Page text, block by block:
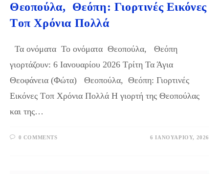
Θεοπούλα, Θεόπη: Γιορτινές Εικόνες
Tοπ Χρόνια Πολλά
Τα ονόματα Το ονόματα Θεοπούλα, Θεόπη
γιορτάζουν: 6 Ιανουαρίου 2026 Τρίτη Τα Άγια
Θεοφάνεια (Φώτα) Θεοπούλα, Θεόπη: Γιορτινές
Εικόνες Tοπ Χρόνια Πολλά Η γιορτή της Θεοπούλας
και της…
0 COMMENTS 6 ΙΑΝΟΥΑΡΊΟΥ, 2026